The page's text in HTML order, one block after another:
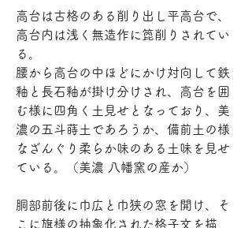
高台は古格のある削り出し平高台で、
高台内は浅く無造作に箆削りされてい
る。
腰から高台の中ほどにかけ対向して鉄
釉と長石釉が掛け分けされ、高台を囲
む様に四角く土見せとなっており、美
濃の五斗蒔土であろうか、備前土の様
なざんぐり柔らか味のある土味を見せ
ている。（美濃 八幡窯の産か）
胴部前後に巾広と巾狭の窓を開け、そ
こに旗様の抽象化された格子文を描